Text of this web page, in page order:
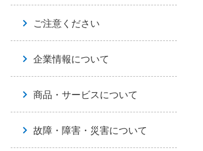
ご注意ください
企業情報について
商品・サービスについて
故障・障害・災害について